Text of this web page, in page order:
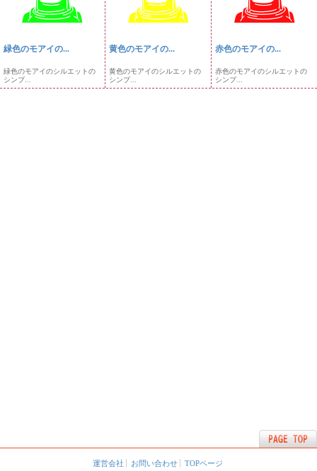
緑色のモアイの...
緑色のモアイのシルエットの
シンプ...
黄色のモアイの...
黄色のモアイのシルエットの
シンプ...
赤色のモアイの...
赤色のモアイのシルエットの
シンプ...
運営会社 お問い合わせ TOPページ